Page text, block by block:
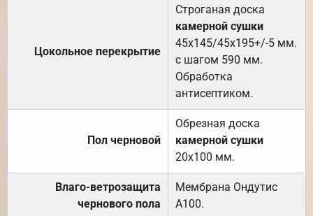
Цокольное перекрытие
Строганая доска
камерной сушки
45х145/45х195+/-5 мм.
с шагом 590 мм.
Обработка
антисептиком.
Пол черновой
Обрезная доска
камерной сушки
20х100 мм.
Влаго-ветрозащита
чернового пола
Мембрана Ондутис
А100.